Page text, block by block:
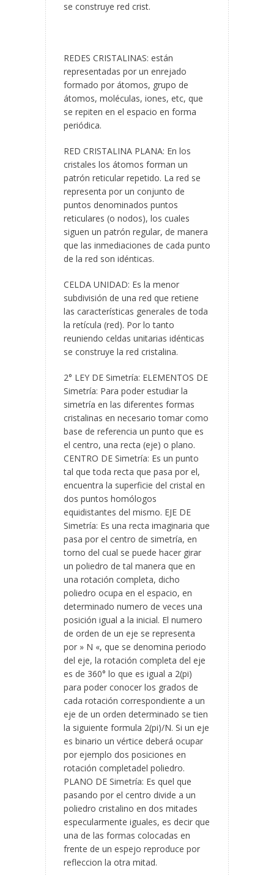
se construye red crist.
REDES CRISTALINAS: están
representadas por un enrejado
formado por átomos, grupo de
átomos, moléculas, iones, etc, que
se repiten en el espacio en forma
periódica.
RED CRISTALINA PLANA: En los
cristales los átomos forman un
patrón reticular repetido. La red se
representa por un conjunto de
puntos denominados puntos
reticulares (o nodos), los cuales
siguen un patrón regular, de manera
que las inmediaciones de cada punto
de la red son idénticas.
CELDA UNIDAD: Es la menor
subdivisión de una red que retiene
las características generales de toda
la retícula (red). Por lo tanto
reuniendo celdas unitarias idénticas
se construye la red cristalina.
2° LEY DE Simetría: ELEMENTOS DE
Simetría: Para poder estudiar la
simetría en las diferentes formas
cristalinas en necesario tomar como
base de referencia un punto que es
el centro, una recta (eje) o plano.
CENTRO DE Simetría: Es un punto
tal que toda recta que pasa por el,
encuentra la superficie del cristal en
dos puntos homólogos
equidistantes del mismo. EJE DE
Simetría: Es una recta imaginaria que
pasa por el centro de simetría, en
torno del cual se puede hacer girar
un poliedro de tal manera que en
una rotación completa, dicho
poliedro ocupa en el espacio, en
determinado numero de veces una
posición igual a la inicial. El numero
de orden de un eje se representa
por » N «, que se denomina periodo
del eje, la rotación completa del eje
es de 360° lo que es igual a 2(pi)
para poder conocer los grados de
cada rotación correspondiente a un
eje de un orden determinado se tien
la siguiente formula 2(pi)/N. Si un eje
es binario un vértice deberá ocupar
por ejemplo dos posiciones en
rotación completadel poliedro.
PLANO DE Simetría: Es quel que
pasando por el centro divide a un
poliedro cristalino en dos mitades
especularmente iguales, es decir que
una de las formas colocadas en
frente de un espejo reproduce por
refleccion la otra mitad.